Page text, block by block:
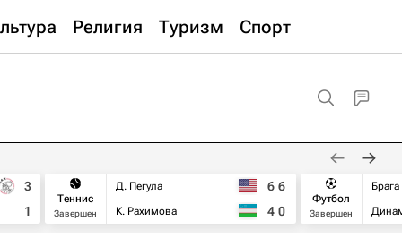
Религия Туризм Спорт
3
1
Теннис
Завершен
Д. Пегула
К. Рахимова
6 6
4 0
Футбол
Завершен
Брага